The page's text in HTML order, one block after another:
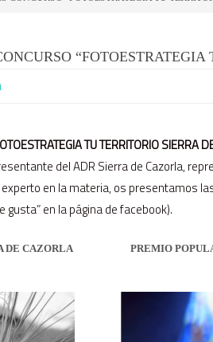
“FOTOESTRATEGIA
TU TERRITORIO SIERRA
del ADR Sierra de Cazorla,
experto en la materia, os presentamos
en la página de facebook).
DE CAZORLA PREMIO